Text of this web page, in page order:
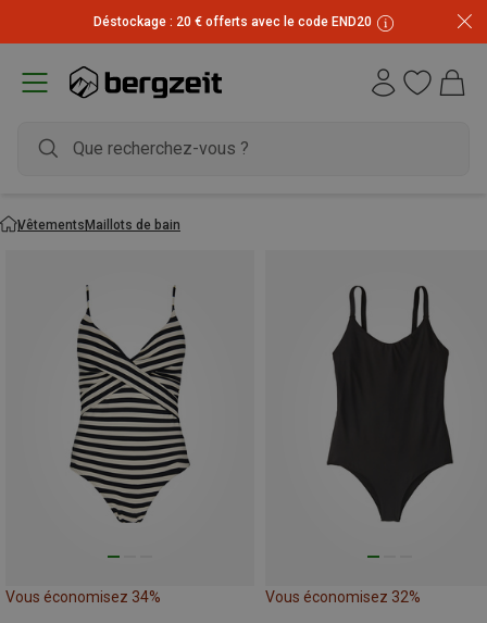
Déstockage : 20 € offerts avec le code END20
VêtementsMaillots de bain
Vous économisez 34% Vous économisez 32%